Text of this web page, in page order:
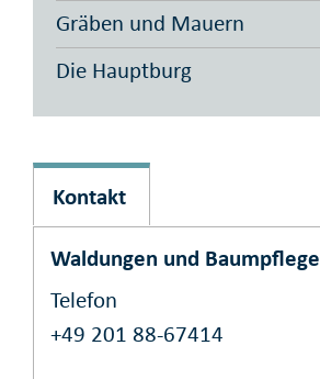
Gräben und Mauern
Die Hauptburg
Kontakt
Waldungen und Baumpflege
Telefon
+49 201 88-67414